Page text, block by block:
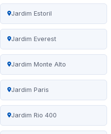
Jardim Estoril
Jardim Everest
Jardim Monte Alto
Jardim Paris
Jardim Rio 400